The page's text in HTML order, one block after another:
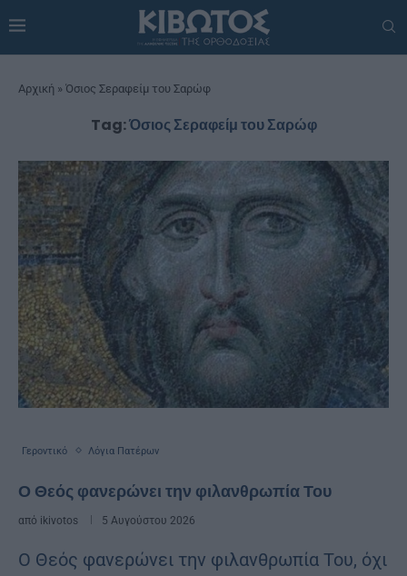
Αρχική » Όσιος Σεραφείμ του Σαρώφ
Tag:Όσιος Σεραφείμ του Σαρώφ
Γεροντικό Λόγια Πατέρων
Ο Θεός φα­νε­ρώ­νει την φι­λαν­θρω­πία Του
από ikivotos 5 Αυγούστου 2026
Ο Θεός φα­νε­ρώ­νει την φι­λαν­θρω­πία Του, όχι